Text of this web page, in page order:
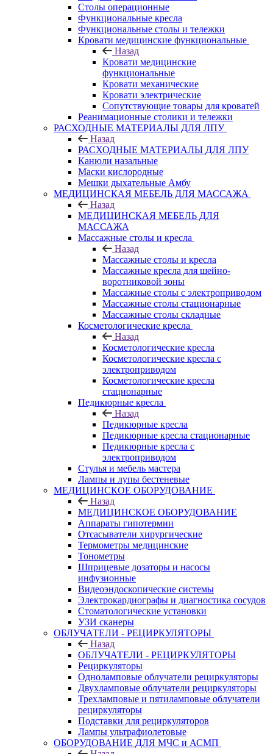
Столы операционные
Функциональные кресла
Функциональные столы и тележки
Кровати медицинские функциональные
Назад
Кровати медицинские
функциональные
Кровати механические
Кровати электрические
Сопутствующие товары для кроватей
Реанимационные столики и тележки
РАСХОДНЫЕ МАТЕРИАЛЫ ДЛЯ ЛПУ
Назад
РАСХОДНЫЕ МАТЕРИАЛЫ ДЛЯ ЛПУ
Канюли назальные
Маски кислородные
Мешки дыхательные Амбу
МЕДИЦИНСКАЯ МЕБЕЛЬ ДЛЯ МАССАЖА
Назад
МЕДИЦИНСКАЯ МЕБЕЛЬ ДЛЯ
МАССАЖА
Массажные столы и кресла
Назад
Массажные столы и кресла
Массажные кресла для шейно-
воротниковой зоны
Массажные столы с электроприводом
Массажные столы стационарные
Массажные столы складные
Косметологические кресла
Назад
Косметологические кресла
Косметологические кресла с
электроприводом
Косметологические кресла
стационарные
Педикюрные кресла
Назад
Педикюрные кресла
Педикюрные кресла стационарные
Педикюрные кресла с
электроприводом
Стулья и мебель мастера
Лампы и лупы бестеневые
МЕДИЦИНСКОЕ ОБОРУДОВАНИЕ
Назад
МЕДИЦИНСКОЕ ОБОРУДОВАНИЕ
Аппараты гипотермии
Отсасыватели хирургические
Термометры медицинские
Тонометры
Шприцевые дозаторы и насосы
инфузионные
Видеоэндоскопические системы
Электрокардиографы и диагностика сосудов
Стоматологические установки
УЗИ сканеры
ОБЛУЧАТЕЛИ - РЕЦИРКУЛЯТОРЫ
Назад
ОБЛУЧАТЕЛИ - РЕЦИРКУЛЯТОРЫ
Рециркуляторы
Одноламповые облучатели рециркуляторы
Двухламповые облучатели рециркуляторы
Трехламповые и пятиламповые облучатели
рециркуляторы
Подставки для рециркуляторов
Лампы ультрафиолетовые
ОБОРУДОВАНИЕ ДЛЯ МЧС и АСМП